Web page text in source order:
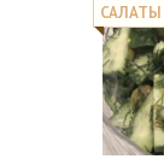
САЛАТЫ